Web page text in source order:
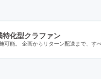
化型クラファン
可能。 企画からリターン配送まで、す